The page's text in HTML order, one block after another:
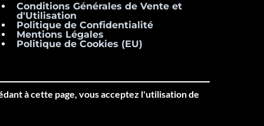
Conditions Générales de Vente et
d'Utilisation
Politique de Confidentialité
Mentions Légales
Politique de Cookies (EU)
à cette page, vous acceptez l'utilisation de